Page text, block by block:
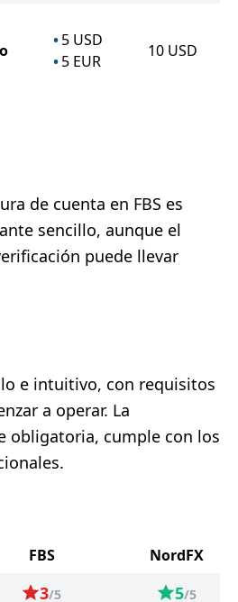
5 USD
5 EUR
10 USD
de cuenta en FBS es
sencillo, aunque el
puede llevar
e intuitivo, con requisitos
a operar. La
obligatoria, cumple con los
FBS
NordFX
3/5 5/5